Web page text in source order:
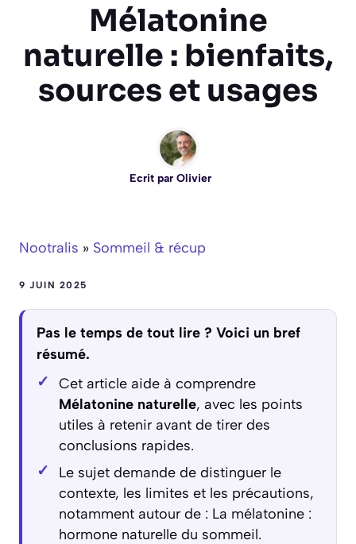
Mélatonine
naturelle : bienfaits,
sources et usages
Ecrit par Olivier
Nootralis » Sommeil & récup
9 JUIN 2025
Pas le temps de tout lire ? Voici un bref
résumé.
Cet article aide à comprendre
Mélatonine naturelle, avec les points
utiles à retenir avant de tirer des
conclusions rapides.
Le sujet demande de distinguer le
contexte, les limites et les précautions,
notamment autour de : La mélatonine :
hormone naturelle du sommeil.